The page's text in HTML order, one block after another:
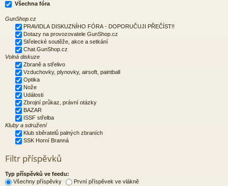
Všechna fóra
GunShop.cz
PRAVIDLA DISKUZNÍHO FÓRA - DOPORUČUJI PŘEČÍST!!
Dotazy na provozovatele GunShop.cz
Střelecké soutěže, akce a setkání
Chat.GunShop.cz
Volná diskuze
Zbraně a střelivo
Vzduchovky, plynovky, airsoft, paintball
Optika
Nože
Události
Zbrojní průkaz, právní otázky
BAZAR
ISSF střelba
Kluby a sdružení
Klub sběratelů palných zbraních
SSK Horní Branná
Filtr příspěvků
Typ příspěvků ve feedu:
Všechny příspěvky
První příspěvek ve vlákně